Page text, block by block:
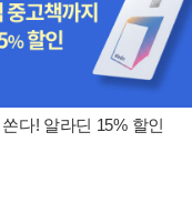
다! 알라딘 15% 할인